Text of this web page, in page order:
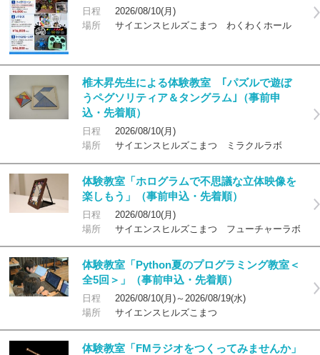
日程
2026/08/10(月)
場所
サイエンスヒルズこまつ わくわくホール
椎木昇先生による体験教室 ｢パズルで遊ぼ
うペグソリティア＆タングラム｣（事前申
込・先着順）
日程
2026/08/10(月)
場所
サイエンスヒルズこまつ ミラクルラボ
体験教室「ホログラムで不思議な立体映像を
楽しもう」（事前申込・先着順）
日程
2026/08/10(月)
場所
サイエンスヒルズこまつ フューチャーラボ
体験教室「Python夏のプログラミング教室＜
全5回＞」（事前申込・先着順）
日程
2026/08/10(月)～2026/08/19(水)
場所
サイエンスヒルズこまつ
体験教室「FMラジオをつくってみませんか」